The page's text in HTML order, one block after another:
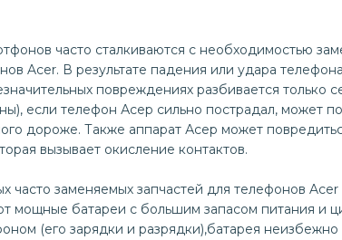
часто сталкиваются с необходимостью
Acer. В результате падения или удара
повреждениях разбивается только
если телефон Асер сильно пострадал, может
дороже. Также аппарат Асер может
вызывает окисление контактов.
часто заменяемых запчастей для телефонов
мощные батареи с большим запасом питания и
(его зарядки и разрядки),батарея